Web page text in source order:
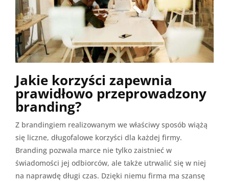
Jakie korzyści zapewnia
prawidłowo przeprowadzony
branding?
Z brandingiem realizowanym we właściwy sposób wiążą
się liczne, długofalowe korzyści dla każdej firmy.
Branding pozwala marce nie tylko zaistnieć w
świadomości jej odbiorców, ale także utrwalić się w niej
na naprawdę długi czas. Dzięki niemu firma ma szansę